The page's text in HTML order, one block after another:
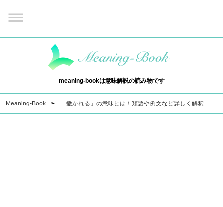
meaning-bookは意味解説の読み物です
Meaning-Book 「撒かれる」の意味とは！類語や例文など詳しく解釈